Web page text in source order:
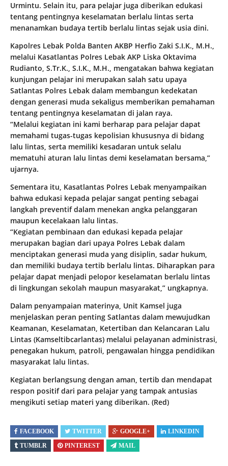
Urmintu. Selain itu, para pelajar juga diberikan edukasi
tentang pentingnya keselamatan berlalu lintas serta
menanamkan budaya tertib berlalu lintas sejak usia dini.
Kapolres Lebak Polda Banten AKBP Herfio Zaki S.I.K., M.H.,
melalui Kasatlantas Polres Lebak AKP Liska Oktavima
Rudianto, S.Tr.K., S.I.K., M.H., mengatakan bahwa kegiatan
kunjungan pelajar ini merupakan salah satu upaya
Satlantas Polres Lebak dalam membangun kedekatan
dengan generasi muda sekaligus memberikan pemahaman
tentang pentingnya keselamatan di jalan raya.
“Melalui kegiatan ini kami berharap para pelajar dapat
memahami tugas-tugas kepolisian khususnya di bidang
lalu lintas, serta memiliki kesadaran untuk selalu
mematuhi aturan lalu lintas demi keselamatan bersama,”
ujarnya.
Sementara itu, Kasatlantas Polres Lebak menyampaikan
bahwa edukasi kepada pelajar sangat penting sebagai
langkah preventif dalam menekan angka pelanggaran
maupun kecelakaan lalu lintas.
“Kegiatan pembinaan dan edukasi kepada pelajar
merupakan bagian dari upaya Polres Lebak dalam
menciptakan generasi muda yang disiplin, sadar hukum,
dan memiliki budaya tertib berlalu lintas. Diharapkan para
pelajar dapat menjadi pelopor keselamatan berlalu lintas
di lingkungan sekolah maupun masyarakat,” ungkapnya.
Dalam penyampaian materinya, Unit Kamsel juga
menjelaskan peran penting Satlantas dalam mewujudkan
Keamanan, Keselamatan, Ketertiban dan Kelancaran Lalu
Lintas (Kamseltibcarlantas) melalui pelayanan administrasi,
penegakan hukum, patroli, pengawalan hingga pendidikan
masyarakat lalu lintas.
Kegiatan berlangsung dengan aman, tertib dan mendapat
respon positif dari para pelajar yang tampak antusias
mengikuti setiap materi yang diberikan. (Red)
FACEBOOK TWITTER GOOGLE+
LINKEDIN
TUMBLR
PINTEREST MAIL